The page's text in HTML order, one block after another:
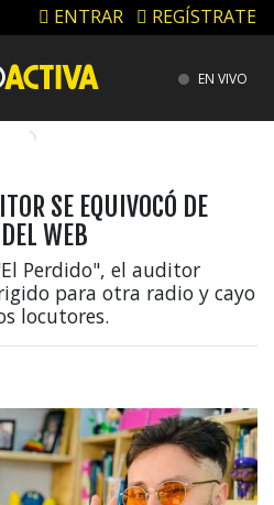
ENTRAR REGÍSTRATE
EN VIVO
SE EQUIVOCÓ DE
WEB
Perdido", el auditor
para otra radio y cayo
locutores.